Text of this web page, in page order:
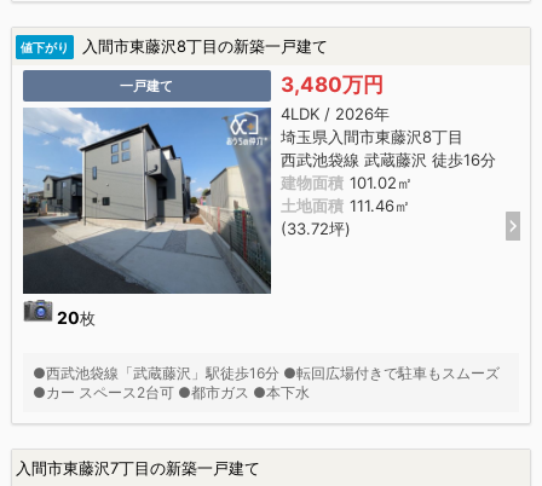
値下がり 入間市東藤沢8丁目の新築一戸建て
一戸建て
20枚
3,480万円
4LDK / 2026年
埼玉県入間市東藤沢8丁目
西武池袋線 武蔵藤沢 徒歩16分
建物面積 101.02㎡
土地面積 111.46㎡
(33.72坪)
●西武池袋線「武蔵藤沢」駅徒歩16分 ●転回広場付きで駐車もスムーズ
●カー スペース2台可 ●都市ガス ●本下水
入間市東藤沢7丁目の新築一戸建て